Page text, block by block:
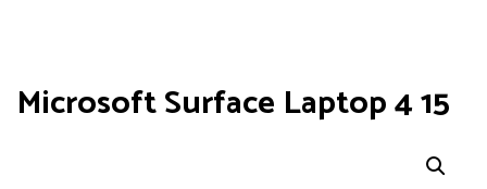
Microsoft Surface Laptop 4 15